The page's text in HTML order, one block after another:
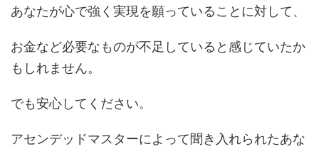
あなたが心で強く実現を願っていることに対して、
お金など必要なものが不足していると感じていたか
もしれません。
でも安心してください。
アセンデッドマスターによって聞き入れられたあな